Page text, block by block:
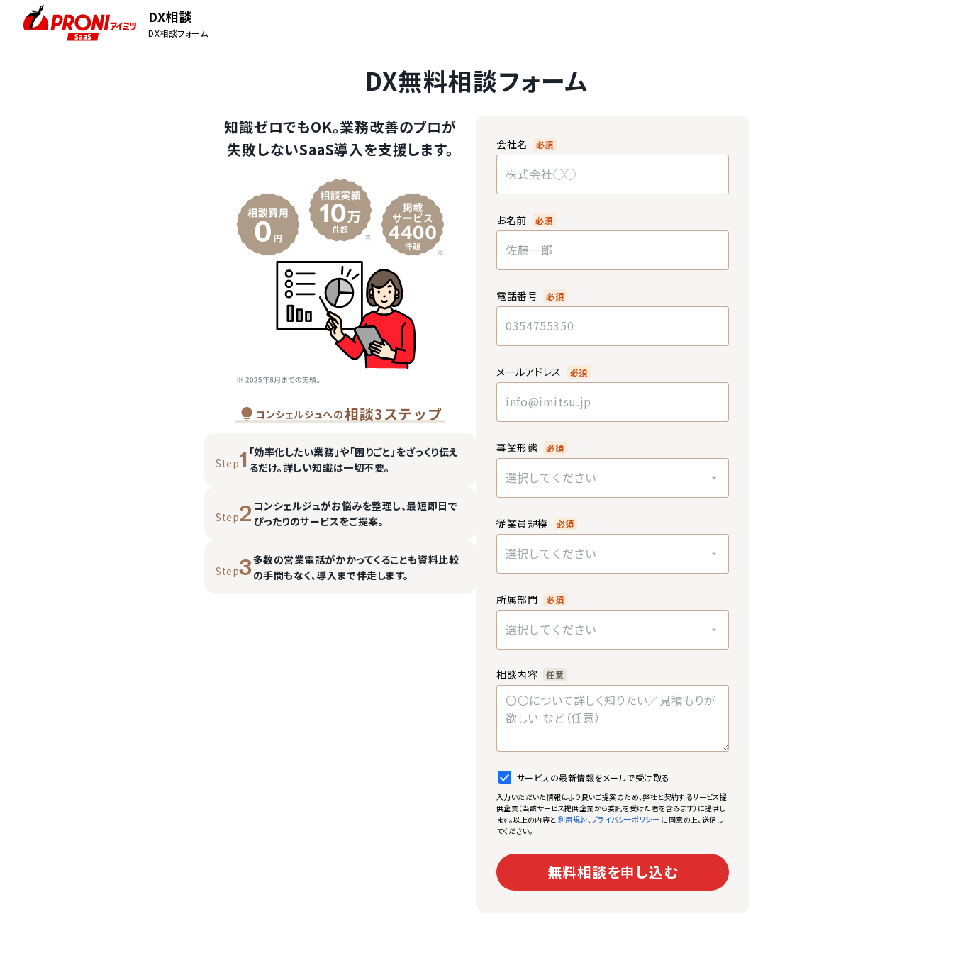
DX相談
DX相談フォーム
DX無料相談フォーム
知識ゼロでもOK。業務改善のプロが
失敗しないSaaS導入を支援します。
コンシェルジュへの相談3ステップ
Step1 「効率化したい業務」や「困りごと」をざっくり伝え
るだけ。詳しい知識は一切不要。
Step2 コンシェルジュがお悩みを整理し、最短即日で
ぴったりのサービスをご提案。
Step3多数の営業電話がかかってくることも資料比較
の手間もなく、導入まで伴走します。
会社名 必須
お名前 必須
電話番号 必須
メールアドレス 必須
事業形態 必須
選択してください
従業員規模 必須
選択してください
所属部門 必須
選択してください
相談内容 任意
サービスの最新情報をメールで受け取る
入力いただいた情報はより良いご提案のため、弊社と契約するサービス提
供企業（当該サービス提供企業から委託を受けた者を含みます）に提供し
ます。以上の内容と利用規約、プライバシーポリシー に同意の上、送信し
てください。
無料相談を申し込む